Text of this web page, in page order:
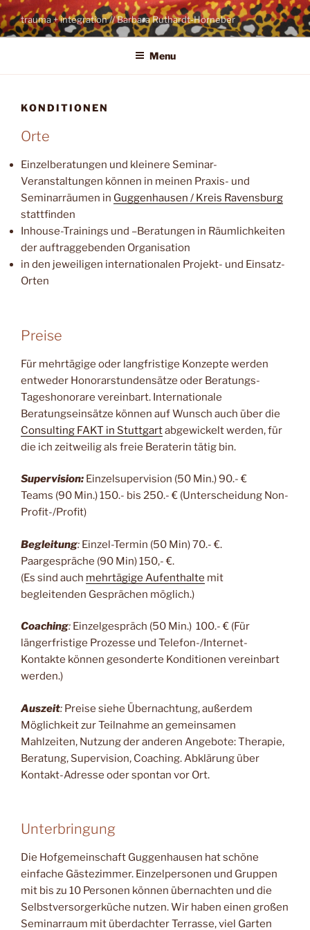
Skip
to
content
trauma + integration // Barbara Ruthardt-Horneber
Menu
KONDITIONEN
Orte
Einzelberatungen und kleinere Seminar-
Veranstaltungen können in meinen Praxis- und
Seminarräumen in Guggenhausen / Kreis Ravensburg
stattfinden
Inhouse-Trainings und –Beratungen in Räumlichkeiten
der auftraggebenden Organisation
in den jeweiligen internationalen Projekt- und Einsatz-
Orten
Preise
Für mehrtägige oder langfristige Konzepte werden
entweder Honorarstundensätze oder Beratungs-
Tageshonorare vereinbart. Internationale
Beratungseinsätze können auf Wunsch auch über die
Consulting FAKT in Stuttgartabgewickelt werden, für
die ich zeitweilig als freie Beraterin tätig bin.
Supervision: Einzelsupervision (50 Min.) 90.- €
Teams (90 Min.) 150.- bis 250.- € (Unterscheidung Non-
Profit-/Profit)
Begleitung: Einzel-Termin (50 Min) 70.- €.
Paargespräche (90 Min) 150,- €.
(Es sind auch mehrtägige Aufenthalte mit
begleitenden Gesprächen möglich.)
Coaching: Einzelgespräch (50 Min.) 100.- € (Für
längerfristige Prozesse und Telefon-/Internet-
Kontakte können gesonderte Konditionen vereinbart
werden.)
Auszeit: Preise siehe Übernachtung, außerdem
Möglichkeit zur Teilnahme an gemeinsamen
Mahlzeiten, Nutzung der anderen Angebote: Therapie,
Beratung, Supervision, Coaching. Abklärung über
Kontakt-Adresse oder spontan vor Ort.
Unterbringung
Die Hofgemeinschaft Guggenhausen hat schöne
einfache Gästezimmer. Einzelpersonen und Gruppen
mit bis zu 10 Personen können übernachten und die
Selbstversorgerküche nutzen. Wir haben einen großen
Seminarraum mit überdachter Terrasse, viel Garten